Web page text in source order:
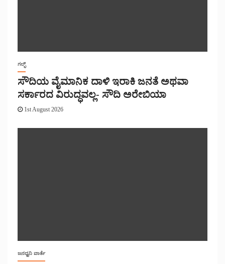
ಗಲ್ಫ್
ಸೌದಿಯ ವೈಮಾನಿಕ ದಾಳಿ ಇರಾಕಿ ಜನತೆ ಅಥವಾ
ಸರ್ಕಾರದ ವಿರುದ್ಧವಲ್ಲ- ಸೌದಿ ಅರೇಬಿಯಾ
1st August 2026
ಜನಧ್ವನಿ ವಾರ್ತೆ